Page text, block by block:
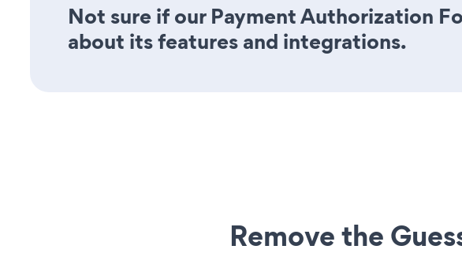
Not sure if our Payment Authorization
about its features and integrations.
Remove the